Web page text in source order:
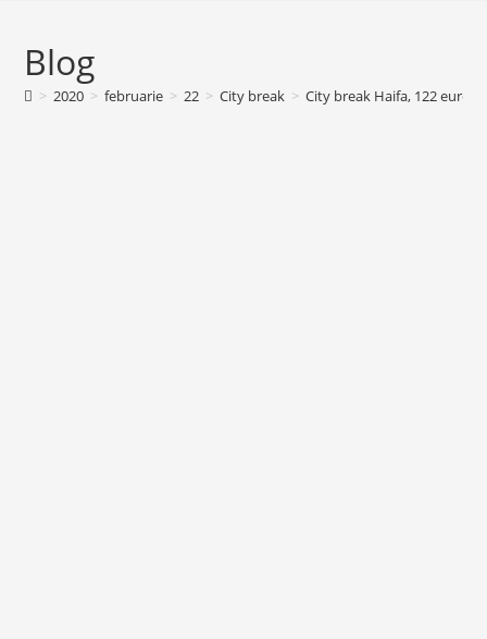
Blog
> 2020 > februarie > 22 > City break > City break Haifa, 122 euro/